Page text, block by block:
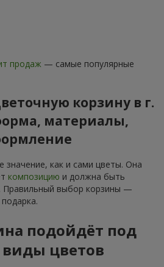
продаж — самые популярные
корзину в г.
материалы,
значение, как и сами цветы. Она
композицию и должна быть
Правильный выбор корзины —
подойдёт под
цветов